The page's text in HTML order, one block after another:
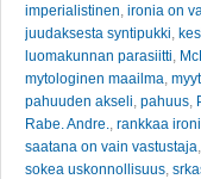
imperialistinen ironia on
juudaksesta syntipukki
luomakunnan parasiitti
mytologinen maailma
pahuuden akseli pahuus
Rabe. Andre.
rankkaa
saatana on vain vastustaja
sokea uskonnollisuus